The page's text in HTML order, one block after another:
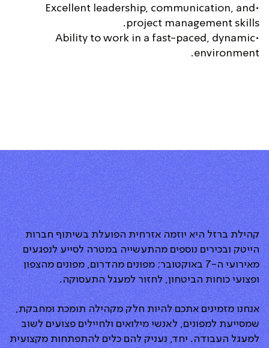
•Excellent leadership, communication, and
project management skills.
•Ability to work in a fast-paced, dynamic
environment.
קהילת ברזל היא יוזמה אזרחית הפועלת בשיתוף חברות
הייטק ובכירים נוספים מהתעשייה במטרה לסייע לנפגעים
מאירועי ה-7 באוקטובר; מפונים מהדרום, מפונים מהצפון
ופצועי כוחות הביטחון, לחזור למעגל התעסוקה.
אנחנו מזמינים אתכם להיות חלק מקהילה תומכת ומחבקת,
שמסייעת למפונים, לאנשי מילואים ולחיילים פצועים לשוב
למעגל העבודה. יחד, נעניק להם כלים להתפתחות מקצועית